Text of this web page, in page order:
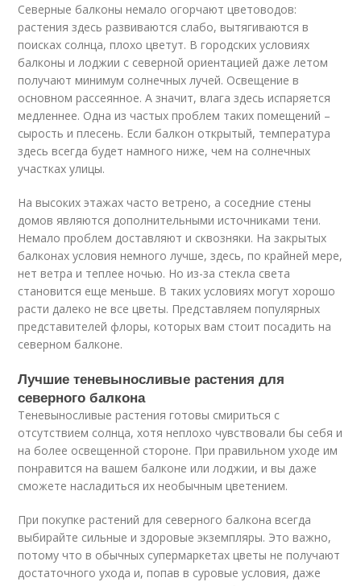
Северные балконы немало огорчают цветоводов:
растения здесь развиваются слабо, вытягиваются в
поисках солнца, плохо цветут. В городских условиях
балконы и лоджии с северной ориентацией даже летом
получают минимум солнечных лучей. Освещение в
основном рассеянное. А значит, влага здесь испаряется
медленнее. Одна из частых проблем таких помещений –
сырость и плесень. Если балкон открытый, температура
здесь всегда будет намного ниже, чем на солнечных
участках улицы.
На высоких этажах часто ветрено, а соседние стены
домов являются дополнительными источниками тени.
Немало проблем доставляют и сквозняки. На закрытых
балконах условия немного лучше, здесь, по крайней мере,
нет ветра и теплее ночью. Но из-за стекла света
становится еще меньше. В таких условиях могут хорошо
расти далеко не все цветы. Представляем популярных
представителей флоры, которых вам стоит посадить на
северном балконе.
Лучшие теневыносливые растения для
северного балкона
Теневыносливые растения готовы смириться с
отсутствием солнца, хотя неплохо чувствовали бы себя и
на более освещенной стороне. При правильном уходе им
понравится на вашем балконе или лоджии, и вы даже
сможете насладиться их необычным цветением.
При покупке растений для северного балкона всегда
выбирайте сильные и здоровые экземпляры. Это важно,
потому что в обычных супермаркетах цветы не получают
достаточного ухода и, попав в суровые условия, даже